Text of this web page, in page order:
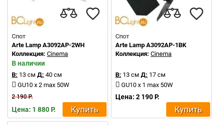
Спот
Arte Lamp A3092AP-2WH
Коллекция: Cinema
В наличии
В: 13 см Д: 40 см
GU10 x 2 max 50W
2 190 Р.
Цена: 1 880 Р. Купить
Спот
Arte Lamp A3092AP-1BK
Коллекция: Cinema
В: 13 см Д: 17 см
GU10 x 1 max 50W
Цена: 2 190 Р.
Купить